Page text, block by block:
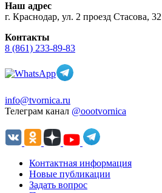
Наш адрес
г. Краснодар, ул. 2 проезд Стасова, 32
Контакты
8 (861) 233-89-83
info@tvornica.ru
Телеграм канал @oootvornica
Контактная информация
Новые публикации
Задать вопрос